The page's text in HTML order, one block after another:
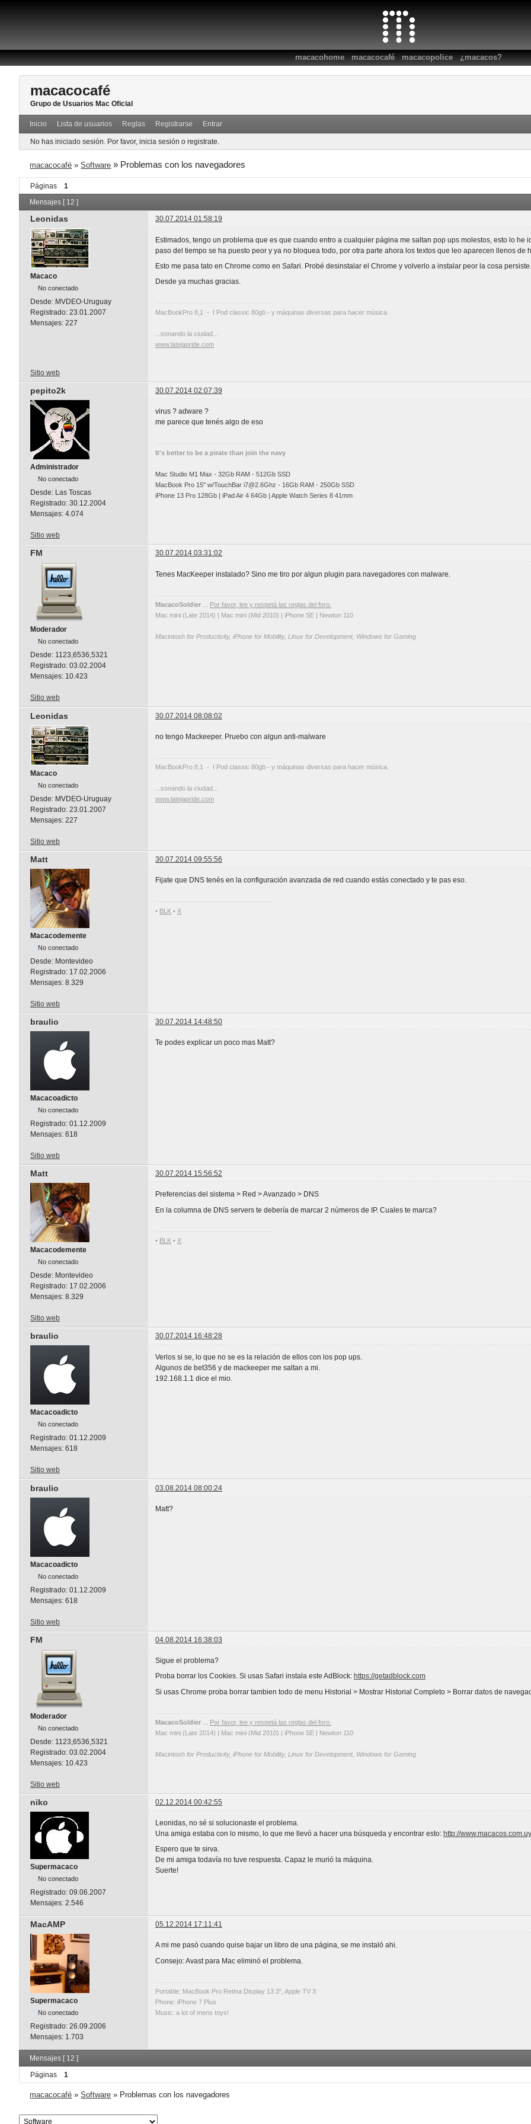
macacohome:macacocafé:macacopolice:¿macacos?
macacocafé
Grupo de Usuarios Mac Oficial
Inicio Lista de usuarios Reglas Registrarse Entrar
No has iniciado sesión. Por favor, inicia sesión o registrate.
macacocafé »Software » Problemas con los navegadores
Páginas
1
Mensajes [ 12 ]
Leonidas 30.07.2014 01:58:19
Macaco
No conectado
Desde: MVDEO-Uruguay
Registrado: 23.01.2007
Mensajes: 227
Estimados, tengo un problema que es que cuando entro a cualquier página me saltan pop ups molestos, esto lo
paso del tiempo se ha puesto peor y ya no bloquea todo, por otra parte ahora los textos que leo aparecen llenos
Esto me pasa tato en Chrome como en Safari. Probé desinstalar el Chrome y volverlo a instalar peor la cosa
Desde ya muchas gracias.
MacBookPro 8,1 - I Pod classic 80gb - y máquinas diversas para hacer música.
...sonando la ciudad...
www.latejapride.com
Sitio web
pepito2k 30.07.2014 02:07:39
Administrador
No conectado
Desde: Las Toscas
Registrado: 30.12.2004
Mensajes: 4.074
virus ? adware ?
me parece que tenés algo de eso
It's better to be a pirate than join the navy
Mac Studio M1 Max - 32Gb RAM - 512Gb SSD
MacBook Pro 15" w/TouchBar i7@2.6Ghz - 16Gb RAM - 250Gb SSD
iPhone 13 Pro 128Gb | iPad Air 4 64Gb | Apple Watch Series 8 41mm
Sitio web
FM 30.07.2014 03:31:02
Moderador
No conectado
Desde: 1123,6536,5321
Registrado: 03.02.2004
Mensajes: 10.423
Tenes MacKeeper instalado? Sino me tiro por algun plugin para navegadores con malware.
MacacoSoldier
Por favor, lee y respetá las reglas del foro.
Mac mini (Late 2014) | Mac mini (Mid 2010) | iPhone SE | Newton 110
Macintosh for Productivity, iPhone for Mobility, Linux for Development, Windows for Gaming
Sitio web
Leonidas 30.07.2014 08:08:02
Macaco
No conectado
Desde: MVDEO-Uruguay
Registrado: 23.01.2007
Mensajes: 227
no tengo Mackeeper. Pruebo con algun anti-malware
MacBookPro 8,1 - I Pod classic 80gb - y máquinas diversas para hacer música.
...sonando la ciudad...
www.latejapride.com
Sitio web
Matt 30.07.2014 09:55:56
Macacodemente
No conectado
Desde: Montevideo
Registrado: 17.02.2006
Mensajes: 8.329
Fijate que DNS tenés en la configuración avanzada de red cuando estás conectado y te pas eso.
• BLK • X
Sitio web
braulio 30.07.2014 14:48:50
Macacoadicto
No conectado
Registrado: 01.12.2009
Mensajes: 618
Te podes explicar un poco mas Matt?
Sitio web
Matt 30.07.2014 15:56:52
Macacodemente
No conectado
Desde: Montevideo
Registrado: 17.02.2006
Mensajes: 8.329
Preferencias del sistema > Red > Avanzado > DNS
En la columna de DNS servers te debería de marcar 2 números de IP. Cuales te marca?
• BLK • X
Sitio web
braulio 30.07.2014 16:48:28
Macacoadicto
No conectado
Registrado: 01.12.2009
Mensajes: 618
Verlos si se, lo que no se es la relación de ellos con los pop ups.
Algunos de bet356 y de mackeeper me saltan a mi.
192.168.1.1 dice el mio.
Sitio web
braulio 03.08.2014 08:00:24
Macacoadicto
No conectado
Registrado: 01.12.2009
Mensajes: 618
Matt?
Sitio web
FM 04.08.2014 16:38:03
Moderador
No conectado
Desde: 1123,6536,5321
Registrado: 03.02.2004
Mensajes: 10.423
Sigue el problema?
Proba borrar los Cookies. Si usas Safari instala este AdBlock: https://getadblock.com
Si usas Chrome proba borrar tambien todo de menu Historial > Mostrar Historial Completo > Borrar datos de
MacacoSoldier
Por favor, lee y respetá las reglas del foro.
Mac mini (Late 2014) | Mac mini (Mid 2010) | iPhone SE | Newton 110
Macintosh for Productivity, iPhone for Mobility, Linux for Development, Windows for Gaming
Sitio web
niko 02.12.2014 00:42:55
Supermacaco
No conectado
Registrado: 09.06.2007
Mensajes: 2.546
Leonidas, no sé si solucionaste el problema.
Una amiga estaba con lo mismo, lo que me llevó a hacer una búsqueda y encontrar esto: http://
Espero que te sirva.
De mi amiga todavía no tuve respuesta. Capaz le murió la máquina.
Suerte!
MacAMP 05.12.2014 17:11:41
Supermacaco
No conectado
Registrado: 26.09.2006
Mensajes: 1.703
A mi me pasó cuando quise bajar un libro de una página, se me instaló ahi.
Consejo: Avast para Mac eliminó el problema.
Portable: MacBook Pro Retina Display 13.3", Apple TV 3
Phone: iPhone 7 Plus
Music: a lot of mens toys!
Mensajes [ 12 ]
Páginas
1
macacocafé »Software » Problemas con los navegadores